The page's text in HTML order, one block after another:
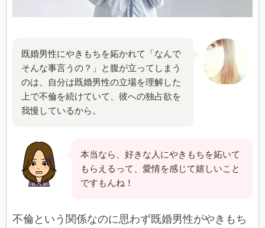
既婚男性にやきもちを妬かれて「なんで
そんな事言うの？」と腹が立ってしまう
のは、自分は既婚男性の立場を理解した
上で不倫を続けていて、彼への独占欲を
我慢しているから。
本当なら、好きな人にやきもちを妬いて
もらえるって、愛情を感じて嬉しいこと
ですもんね！
不倫という関係なのに思わず既婚男性がやきもち